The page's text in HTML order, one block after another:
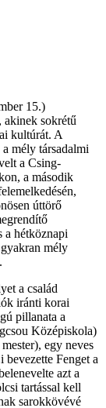
15.)
akinek sokrétű
kultúrát. A
mély társadalmi
a Csing-
a második
úttörő
a hétköznapi
mély
a család
iránti korai
pillanata a
Középiskola)
egy neves
bevezette Fenget a
azt a
tartással kell
sarokkövévé